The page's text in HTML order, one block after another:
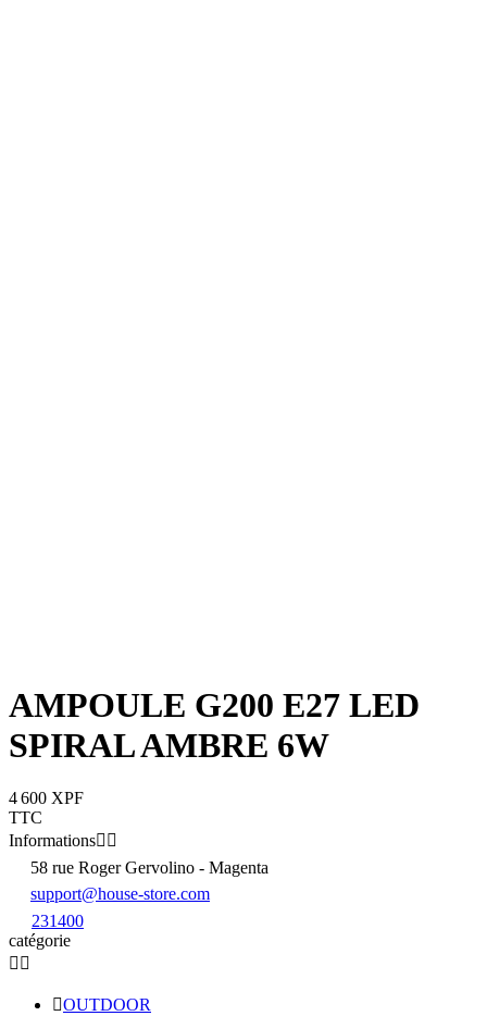
AMPOULE G200 E27 LED
SPIRAL AMBRE 6W
4 600 XPF
TTC
Informations 
58 rue Roger Gervolino - Magenta
support@house-store.com
231400
catégorie
 
OUTDOOR